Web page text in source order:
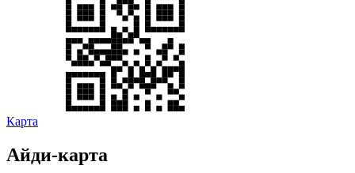
Карта
Айди-карта